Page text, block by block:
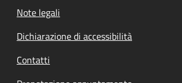
Note legali
Dichiarazione di accessibilità
Contatti